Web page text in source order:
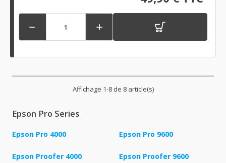
 
Affichage 1-8 de 8 article(s)
Epson Pro Series
Epson Pro 4000 Epson Pro 9600
Epson Proofer 4000 Epson Proofer 9600